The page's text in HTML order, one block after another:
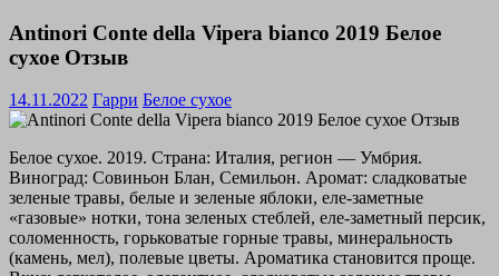
Antinori Conte della Vipera bianco 2019 Белое
сухое Отзыв
14.11.2022 Гарри Белое сухое
Белое сухое. 2019. Страна: Италия, регион — Умбрия.
Виноград: Совиньон Блан, Семильон. Аромат: сладковатые
зеленые травы, белые и зеленые яблоки, еле-заметные
«газовые» нотки, тона зеленых стеблей, еле-заметный персик,
соломенность, горьковатые горные травы, минеральность
(камень, мел), полевые цветы. Ароматика становится проще.